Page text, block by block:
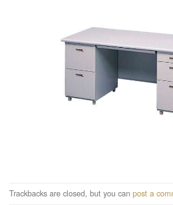
Trackbacks are closed, but you can post a